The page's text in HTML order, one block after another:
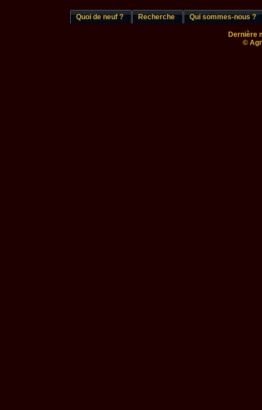
Quoi de neuf ? Recherche Qui sommes-nous ?
Dernière
©